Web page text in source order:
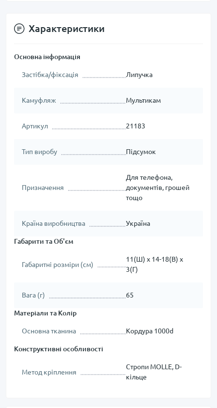
Характеристики
Основна інформація
Застібка/фіксація Липучка
Камуфляж Мультикам
Артикул 21183
Тип виробу Підсумок
Призначення
Для телефона,
документів, грошей
тощо
Країна виробництва Україна
Габарити та Об'єм
Габаритні розміри (см)
11(Ш) х 14-18(В) х
3(Г)
Вага (г) 65
Матеріали та Колір
Основна тканина Кордура 1000d
Конструктивні особливості
Метод кріплення
Стропи MOLLE, D-
кільце